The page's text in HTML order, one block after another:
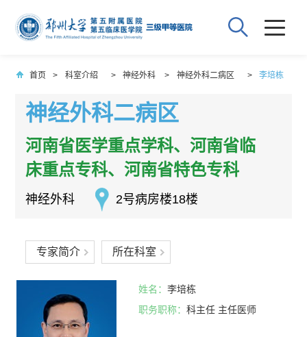
首页 > 科室介绍 > 神经外科 > 神经外科二病区 > 李培栋
神经外科二病区
河南省医学重点学科、河南省临
床重点专科、河南省特色专科
神经外科 2号病房楼18楼
专家简介 所在科室
姓名：李培栋
职务职称：科主任 主任医师